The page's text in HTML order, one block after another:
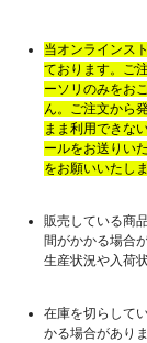
当オンラインス
ております。ご
ーソリのみをお
ん。ご注文から
まま利用できな
ールをお送りい
をお願いいたしま
販売している商
間がかかる場合
生産状況や入荷
在庫を切らして
かる場合があり